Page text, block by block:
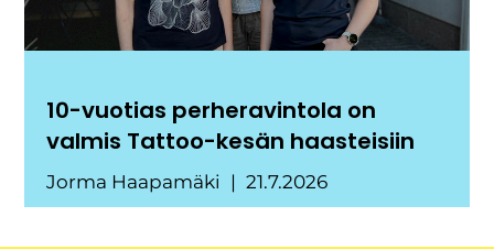
10-vuotias perheravintola on
valmis Tattoo-kesän haasteisiin
Jorma Haapamäki 21.7.2026